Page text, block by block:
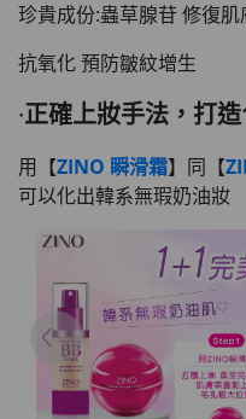
珍貴成份:蟲草腺苷 修復肌
抗氧化 預防皺紋增生
·正確上妝手法，打
用【ZINO 瞬滑霜】同【
可以化出韓系無瑕奶油妝